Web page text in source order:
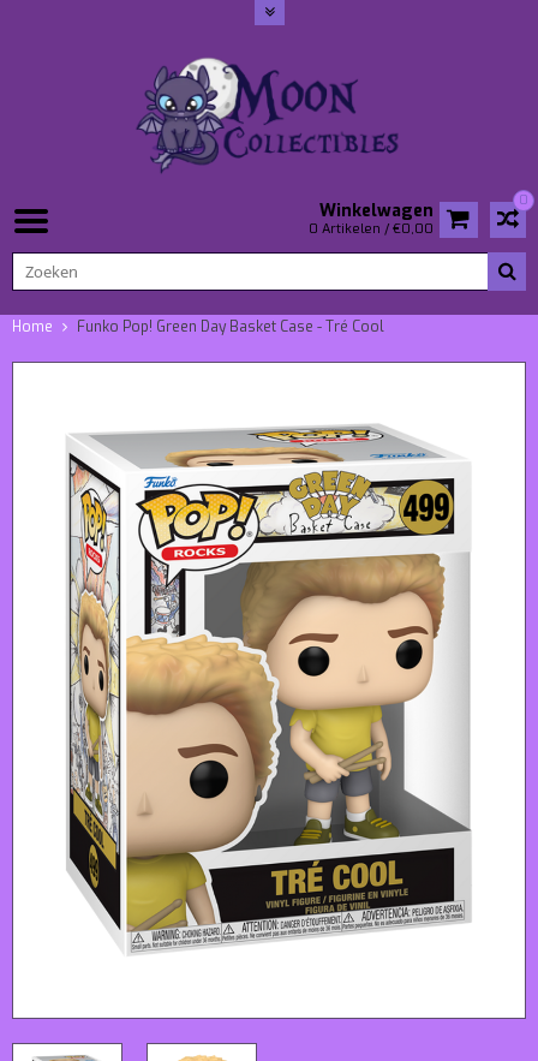
0
Winkelwagen
0 Artikelen / €0,00
Home Funko Pop! Green Day Basket Case - Tré Cool